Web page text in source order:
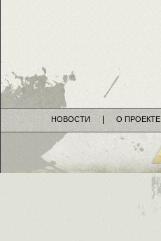
НОВОСТИ О ПРОЕКТЕ